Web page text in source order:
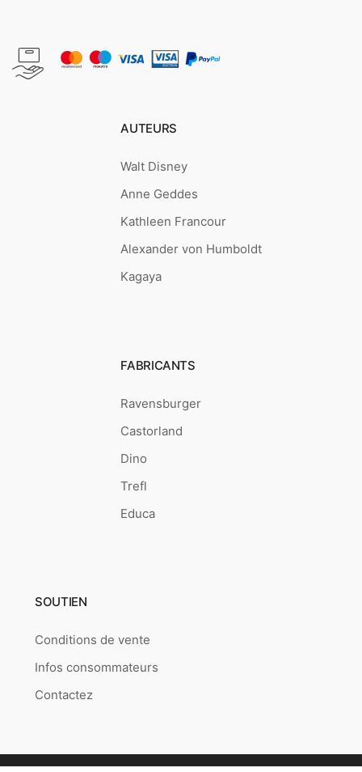
AUTEURS
Walt Disney
Anne Geddes
Kathleen Francour
Alexander von Humboldt
Kagaya
FABRICANTS
Ravensburger
Castorland
Dino
Trefl
Educa
SOUTIEN
Conditions de vente
Infos consommateurs
Contactez